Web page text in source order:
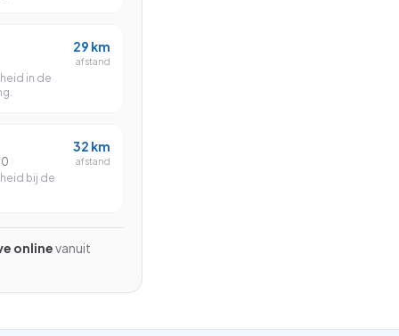
Gevorderd
in de
29 km
afstand
bij de
32 km
afstand
onlinevanuit